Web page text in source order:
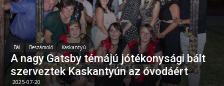
Bál Beszámoló Kaskantyú
A nagy Gatsby témájú jótékonysági bált
szerveztek Kaskantyún az óvodáért
2025-07-20